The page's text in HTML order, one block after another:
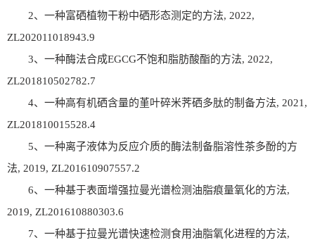
2、一种富硒植物干粉中硒形态测定的方法, 2022,
ZL202011018943.9
3、一种酶法合成EGCG不饱和脂肪酸酯的方法, 2022,
ZL201810502782.7
4、一种高有机硒含量的堇叶碎米荠硒多肽的制备方法, 2021,
ZL201810015528.4
5、一种离子液体为反应介质的酶法制备脂溶性茶多酚的方
法, 2019, ZL201610907557.2
6、一种基于表面增强拉曼光谱检测油脂痕量氧化的方法,
2019, ZL201610880303.6
7、一种基于拉曼光谱快速检测食用油脂氧化进程的方法,